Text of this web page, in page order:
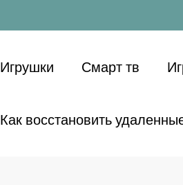
Игрушки Смарт тв
Как восстановить